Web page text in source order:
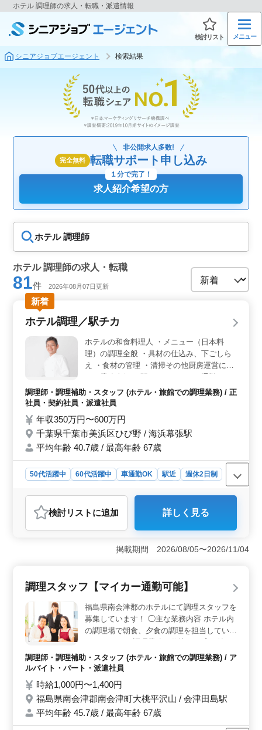
ホテル 調理師の求人・転職・派遣情報
検討リスト メニュー
シニアジョブエージェント 検索結果
完全無料
非公開求人多数!
転職サポート申し込み
求人紹介希望の方
１分で完了！
ホテル 調理師
ホテル 調理師の求人・転職
81件 2026年08月07日更新
新着
ホテル調理／駅チカ
ホテルの和食料理人 ・メニュー（日本料
理）の調理全般 ・具材の仕込み、下ごしら
え ・食材の管理 ・清掃その他厨房運営に関
通勤も便利 ＊ブランクOK 経験20年以上の
ベテラン和食調理師の方は歓迎。 もちろ
ご応募ください。 経験と技術が活きた料理
で、お客様を存分におもてなししてくださ
い！
調理師・調理補助・スタッフ (ホテル・旅館での調理業務) / 正
社員・契約社員・派遣社員
年収350万円〜600万円
千葉県千葉市美浜区ひび野 / 海浜幕張駅
平均年齢 40.7歳 / 最高年齢 67歳
50代活躍中 60代活躍中 車通勤OK 駅近
週休2日制
調理師・調理補助・スタッフ
おすすめポイント
＜経験を活かせる業務内容＞ 和食調理全般、食材管
理、厨房内の清掃まで幅広く担当します。調理経験を活
かし、ホテルならではの丁寧なおもてなしを料理で表現
環境です。マイカー通勤もOKで、居住地や生活スタイル
に合わせて通勤方法を選べます。 ＜シニアが活躍
＞ 50代・60代のシニアが活躍中です。 年齢のへだて
がない職場環境の中、存分に磨いてきた調理の技術を活
かして頂けます。
検討リスト に追加 詳しく見る
掲載期間 2026/08/05〜2026/11/04
調理スタッフ【マイカー通勤可能】
福島県南会津郡のホテルにて調理スタッフを
募集しています！ ◯主な業務内容 ホテル内
の調理場で朝食、夕食の調理を担当していた
等含む） ・食器洗浄、清掃 ・厨房業務 等
地域色豊かな料理のこの場でしかできない食
か？ ※マイカー通勤可能 ※就業時間によ
り、年次有給休暇・労働保険等が変わる場合
がありますが関係法令の通りとなります。
※勤務時間、日数はライフスタイルに合わせ
調理師・調理補助・スタッフ (ホテル・旅館での調理業務) / ア
ルバイト・パート・派遣社員
時給1,000円〜1,400円
福島県南会津郡南会津町大桃平沢山 / 会津田島駅
平均年齢 45.7歳 / 最高年齢 67歳